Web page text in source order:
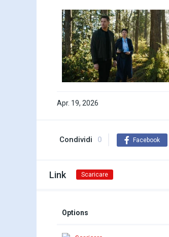
Apr. 19, 2026
Condividi 0 Facebook
Link Scaricare
Options